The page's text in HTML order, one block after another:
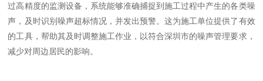
过高精度的监测设备，系统能够准确捕捉到施工过程中产生的各类噪
声，及时识别噪声超标情况，并发出预警。这为施工单位提供了有效
的工具，帮助其及时调整施工作业，以符合深圳市的噪声管理要求，
减少对周边居民的影响。